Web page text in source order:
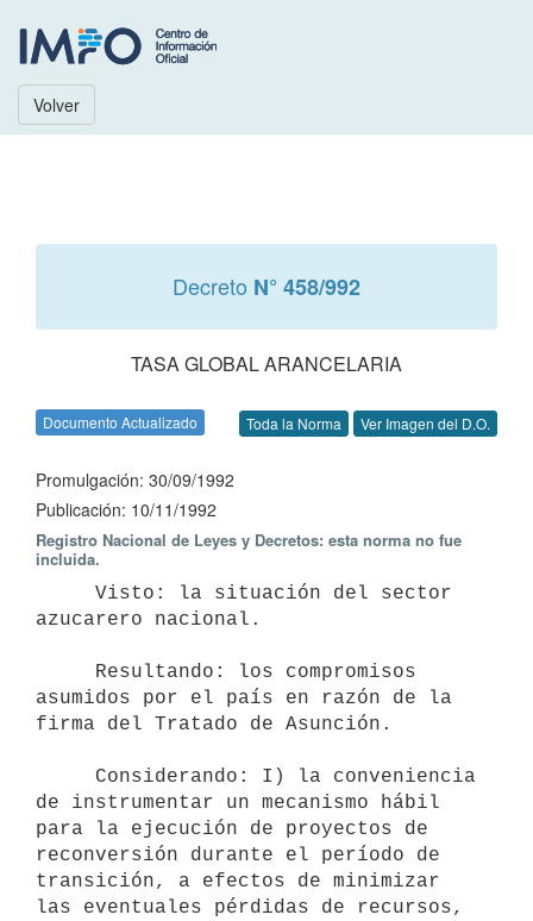
Volver
Decreto N° 458/992
TASA GLOBAL ARANCELARIA
Documento Actualizado Toda la Norma Ver Imagen del D.O.
Promulgación: 30/09/1992
Publicación: 10/11/1992
Registro Nacional de Leyes y Decretos: esta norma no fue
incluida.
azucarero nacional.
asumidos por el país en razón de la
firma del Tratado de Asunción.
de instrumentar un mecanismo hábil
para la ejecución de proyectos de
reconversión durante el período de
transición, a efectos de minimizar
las eventuales pérdidas de recursos,